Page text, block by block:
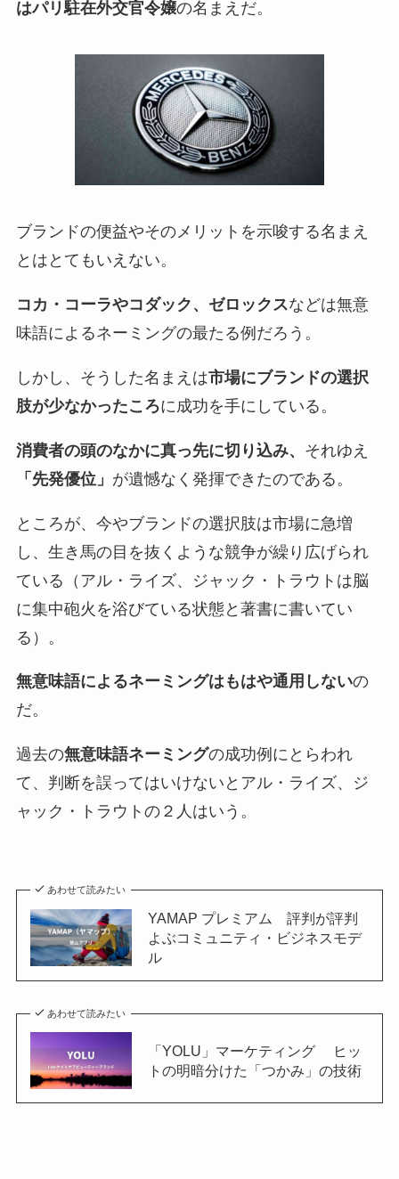
はパリ駐在外交官令嬢の名まえだ。
ブランドの便益やそのメリットを示唆する名まえ
とはとてもいえない。
コカ・コーラやコダック、ゼロックスなどは無意
味語によるネーミングの最たる例だろう。
しかし、そうした名まえは市場にブランドの選択
肢が少なかったころに成功を手にしている。
消費者の頭のなかに真っ先に切り込み、 それゆえ
「先発優位」 が遺憾なく発揮できたのである。
ところが、今やブランドの選択肢は市場に急増
し、生き馬の目を抜くような競争が繰り広げられ
ている（アル・ライズ、ジャック・トラウトは脳
に集中砲火を浴びている状態と著書に書いてい
る）。
無意味語によるネーミングはもはや通用しないの
だ。
過去の無意味語ネーミングの成功例にとらわれ
て、判断を誤ってはいけないとアル・ライズ、ジ
ャック・トラウトの２人はいう。
あわせて読みたい
YAMAP プレミアム 評判が評判
よぶコミュニティ・ビジネスモデ
ル
あわせて読みたい
「YOLU」マーケティング ヒッ
トの明暗分けた「つかみ」の技術